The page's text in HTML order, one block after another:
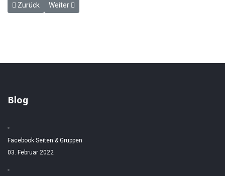
Vorheriger Beitrag: 24000 Reisende (am letzten Wochenende in
Zurück Nächster Beitrag: Der riesige Rauchpilz war nur eine
Weiter
Blog
Facebook Seiten & Gruppen
03. Februar 2022